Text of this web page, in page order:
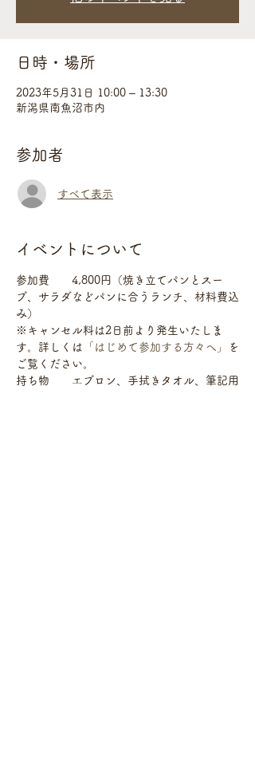
日時・場所
2023年5月31日 10:00 – 13:30
新潟県南魚沼市内
参加者
すべて表示
イベントについて
参加費　　4,800円（焼き立てパンとスー
プ、サラダなどパンに合うランチ、材料費込
み）
※キャンセル料は2日前より発生いたしま
す。詳しくは
「はじめて参加する方々へ」
を
ご覧ください。
持ち物　　エプロン、手拭きタオル、筆記用